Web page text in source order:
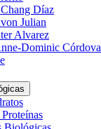
Díaz
Julian
Alvarez
Dominic Córdova